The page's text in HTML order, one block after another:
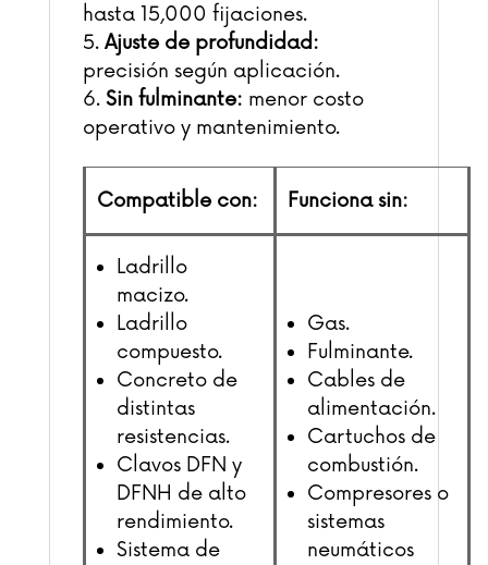
hasta 15,000 fijaciones.
Ajuste de profundidad:
precisión según aplicación.
Sin fulminante: menor costo
operativo y mantenimiento.
Compatible con: Funciona sin:
Ladrillo
macizo.
Ladrillo
compuesto.
Concreto de
distintas
resistencias.
Clavos DFN y
DFNH de alto
rendimiento.
Sistema de
Gas.
Fulminante.
Cables de
alimentación.
Cartuchos de
combustión.
Compresores o
sistemas
neumáticos